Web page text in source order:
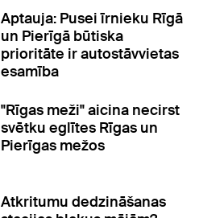
Aptauja: Pusei īrnieku Rīgā
un Pierīgā būtiska
prioritāte ir autostāvvietas
esamība
"Rīgas meži" aicina necirst
svētku eglītes Rīgas un
Pierīgas mežos
Atkritumu dedzināšanas